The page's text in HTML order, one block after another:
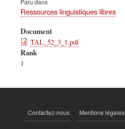
Paru dans
Ressources linguistiques libres
Document
TAL_52_3_1.pdf
Rank
1
PIED
Contactez-nous Mentions légales